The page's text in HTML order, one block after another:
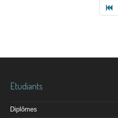
Etudiants
Diplômes